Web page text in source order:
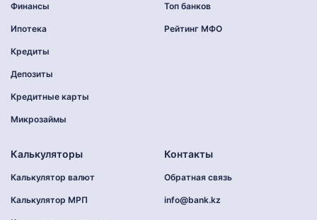
Финансы
Ипотека
Кредиты
Депозиты
Кредитные карты
Микрозаймы
Топ банков
Рейтинг МФО
Калькуляторы
Калькулятор валют
Калькулятор МРП
Контакты
Обратная связь
info@bank.kz